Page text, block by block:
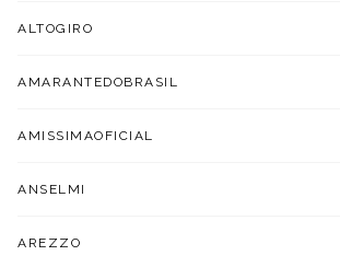
ALTOGIRO
AMARANTEDOBRASIL
AMISSIMAOFICIAL
ANSELMI
AREZZO